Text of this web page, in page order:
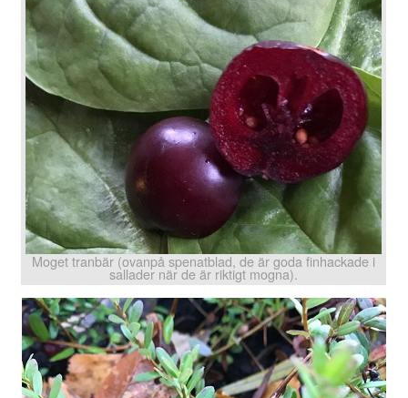
Moget tranbär (ovanpå spenatblad, de är goda finhackade i
sallader när de är riktigt mogna).